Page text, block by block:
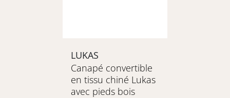
LUKAS
Canapé convertible
en tissu chiné Lukas
avec pieds bois